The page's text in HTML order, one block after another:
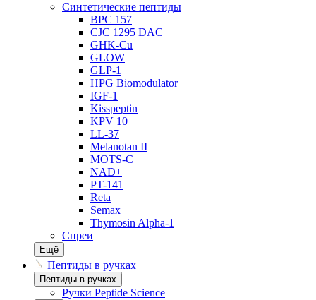
Синтетические пептиды
BPC 157
CJC 1295 DAC
GHK-Cu
GLOW
GLP-1
HPG Biomodulator
IGF-1
Kisspeptin
KPV 10
LL-37
Melanotan II
MOTS-C
NAD+
PT-141
Reta
Semax
Thymosin Alpha-1
Спреи
Ещё
Пептиды в ручках
Пептиды в ручках
Ручки Peptide Science